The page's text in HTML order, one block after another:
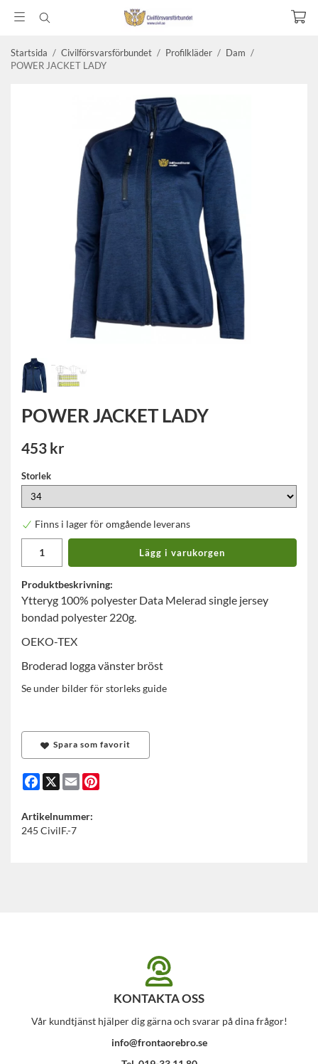
Startsida / Civilförsvarsförbundet / Profilkläder / Dam /
POWER JACKET LADY
POWER JACKET LADY
453 kr
Storlek
Finns i lager för omgående leverans
Lägg i varukorgen
Produktbeskrivning:
Ytteryg 100% polyester Data Melerad single jersey
bondad polyester 220g.
OEKO-TEX
Broderad logga vänster bröst
Se under bilder för storleks guide
Spara som favorit
Facebook
X Email
Artikelnummer:
245 CivilF.-7
KONTAKTA OSS
Vår kundtjänst hjälper dig gärna och svarar på dina frågor!
info@frontaorebro.se